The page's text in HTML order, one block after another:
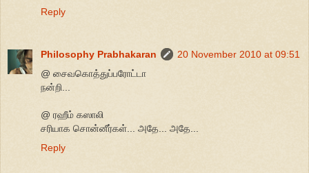
Reply
Philosophy Prabhakaran
20 November 2010 at 09:51
@ சைவகொத்துப்பரோட்டா
நன்றி...
@ ரஹீம் கஸாலி
சரியாக சொன்னீர்கள்... அதே... அதே...
Reply